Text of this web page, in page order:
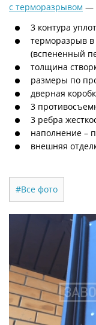
с терморазрывом —
3 контура
терморазрыв в
(вспененный
толщина
размеры по
дверная
3
3 ребра
наполнение –
внешняя
#Все фото